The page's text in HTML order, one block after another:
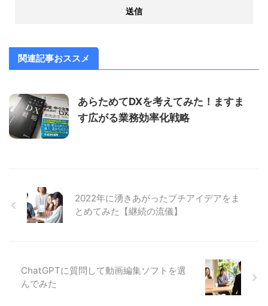
関連記事おススメ
あらためてDXを考えてみた！ますま
す広がる業務効率化戦略
2022年に湧きあがったプチアイデアをま
とめてみた【継続の流儀】
ChatGPTに質問して動画編集ソフトを選
んでみた